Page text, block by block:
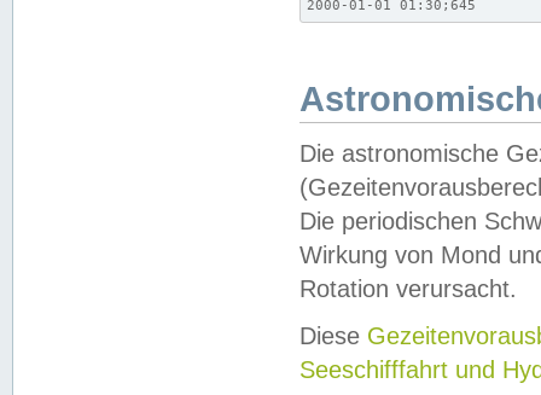
2000-01-01 01:30;645
Die astronomische
Die periodischen
Wirkung von Mond
Rotation verursacht.
Diese
Seeschifffahrt und